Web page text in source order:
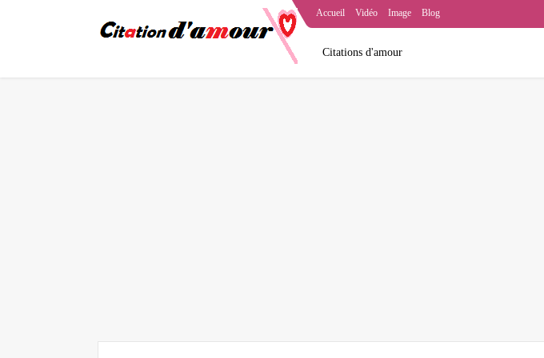
Accueil Vidéo Image Blog
Citations d'amour